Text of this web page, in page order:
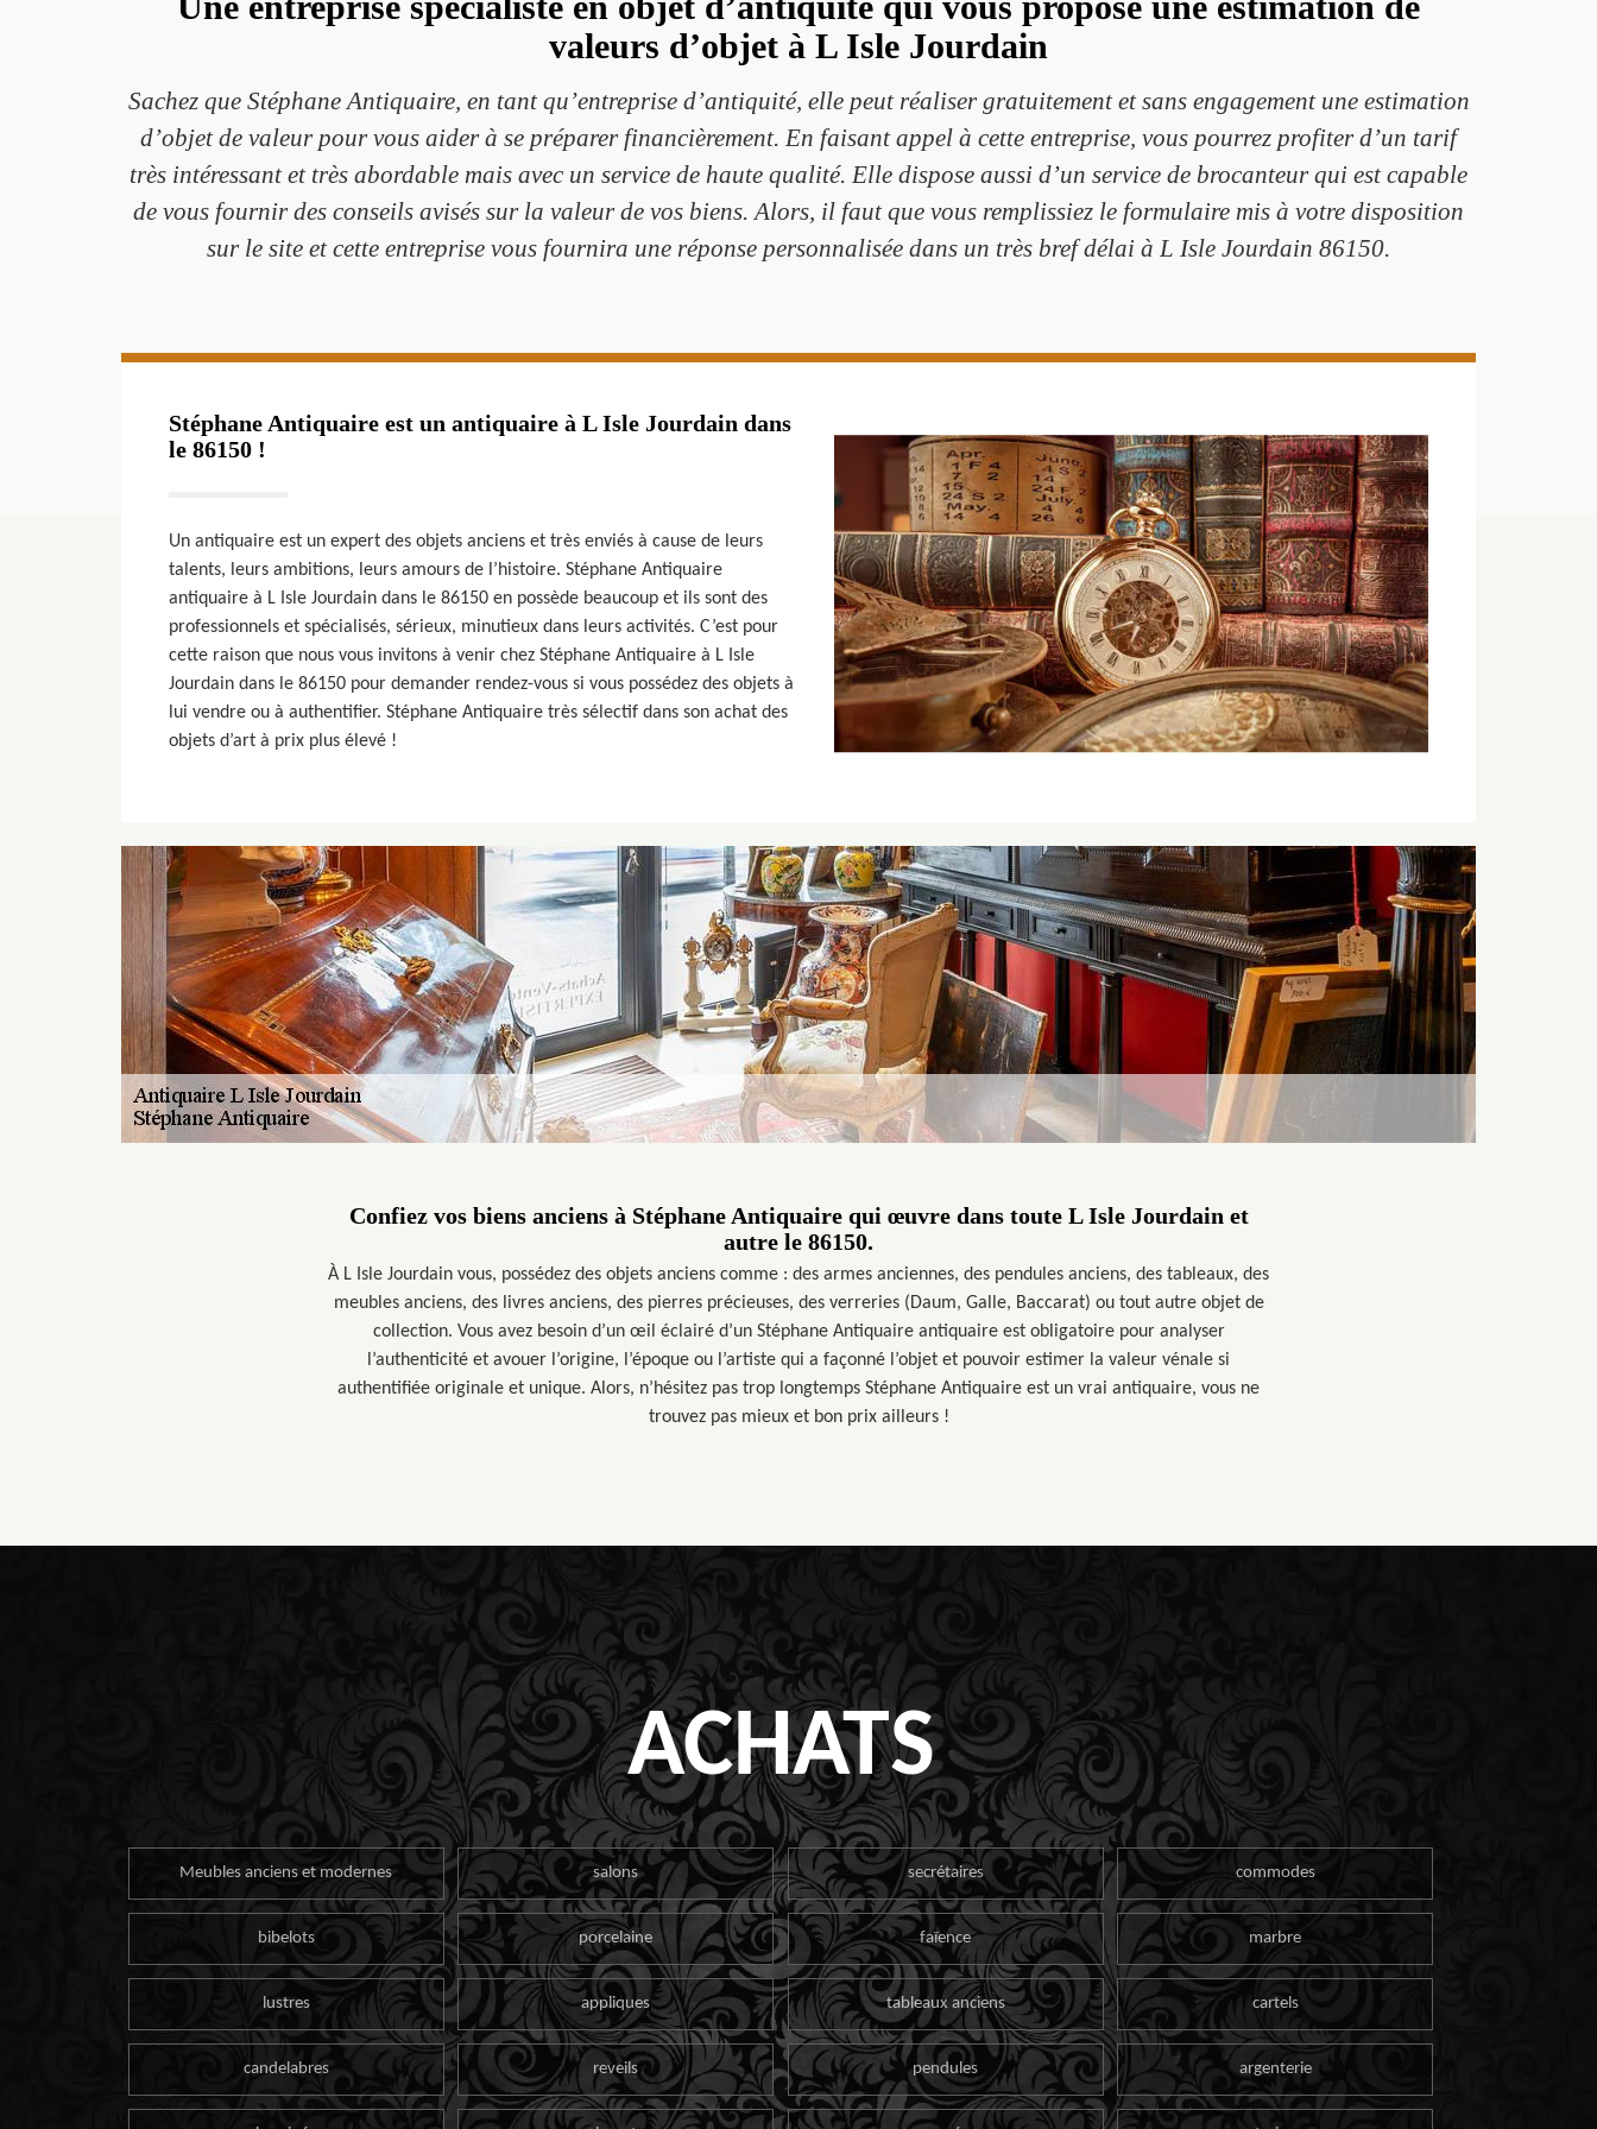
valeurs d’objet à L Isle Jourdain
Sachez que Stéphane Antiquaire, en tant qu’entreprise d’antiquité, elle peut réaliser gratuitement et sans engagement une estimation
d’objet de valeur pour vous aider à se préparer financièrement. En faisant appel à cette entreprise, vous pourrez profiter d’un tarif
très intéressant et très abordable mais avec un service de haute qualité. Elle dispose aussi d’un service de brocanteur qui est capable
de vous fournir des conseils avisés sur la valeur de vos biens. Alors, il faut que vous remplissiez le formulaire mis à votre disposition
sur le site et cette entreprise vous fournira une réponse personnalisée dans un très bref délai à L Isle Jourdain 86150.
Stéphane Antiquaire est un antiquaire à L Isle Jourdain dans
le 86150 !
Un antiquaire est un expert des objets anciens et très enviés à cause de leurs
talents, leurs ambitions, leurs amours de l’histoire. Stéphane Antiquaire
antiquaire à L Isle Jourdain dans le 86150 en possède beaucoup et ils sont des
professionnels et spécialisés, sérieux, minutieux dans leurs activités. C’est pour
cette raison que nous vous invitons à venir chez Stéphane Antiquaire à L Isle
Jourdain dans le 86150 pour demander rendez-vous si vous possédez des objets à
lui vendre ou à authentifier. Stéphane Antiquaire très sélectif dans son achat des
objets d’art à prix plus élevé !
Confiez vos biens anciens à Stéphane Antiquaire qui œuvre dans toute L Isle Jourdain et
autre le 86150.
À L Isle Jourdain vous, possédez des objets anciens comme : des armes anciennes, des pendules anciens, des tableaux, des
meubles anciens, des livres anciens, des pierres précieuses, des verreries (Daum, Galle, Baccarat) ou tout autre objet de
collection. Vous avez besoin d’un œil éclairé d’un Stéphane Antiquaire antiquaire est obligatoire pour analyser
l’authenticité et avouer l’origine, l’époque ou l’artiste qui a façonné l’objet et pouvoir estimer la valeur vénale si
authentifiée originale et unique. Alors, n’hésitez pas trop longtemps Stéphane Antiquaire est un vrai antiquaire, vous ne
trouvez pas mieux et bon prix ailleurs !
ACHATS
Meubles anciens et modernes salons secrétaires commodes
bibelots porcelaine faïence marbre
lustres appliques tableaux anciens cartels
candelabres reveils pendules argenterie